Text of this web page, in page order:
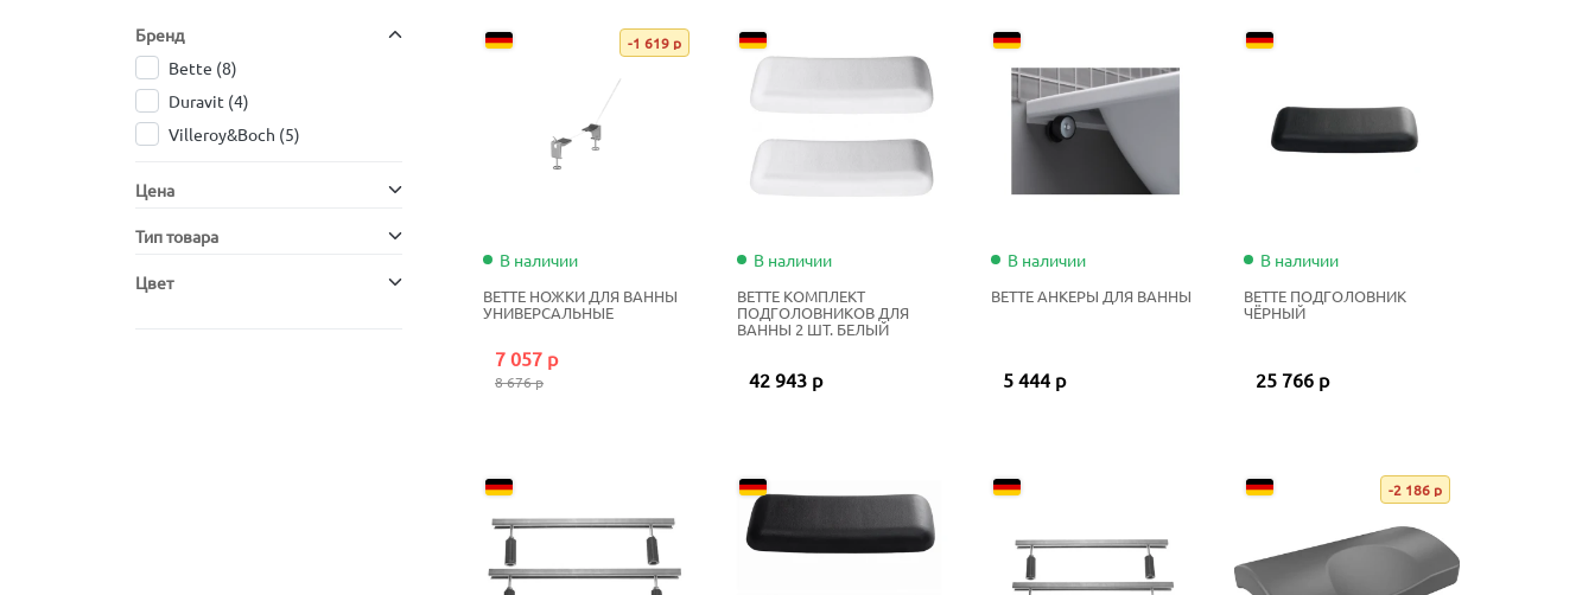
Бренд
Bette (8)
Duravit (4)
Villeroy&Boch (5)
Цена
Тип товара
Цвет
-1 619 р
В наличии
BETTE НОЖКИ ДЛЯ ВАННЫ
УНИВЕРСАЛЬНЫЕ
7 057 р
8 676 р
В наличии
BETTE КОМПЛЕКТ
ПОДГОЛОВНИКОВ ДЛЯ
ВАННЫ 2 ШТ. БЕЛЫЙ
42 943 р
В наличии
BETTE АНКЕРЫ ДЛЯ ВАННЫ
5 444 р
В наличии
BETTE ПОДГОЛОВНИК
ЧЁРНЫЙ
25 766 р
-2 186 р